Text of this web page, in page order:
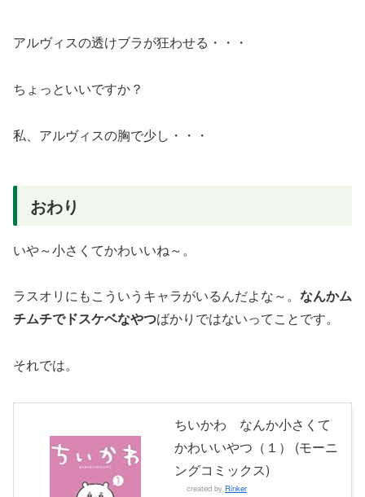
アルヴィスの透けブラが狂わせる・・・
ちょっといいですか？
私、アルヴィスの胸で少し・・・
おわり
いや～小さくてかわいいね～。
ラスオリにもこういうキャラがいるんだよな～。 なんかム
チムチでドスケベなやつばかりではないってことです。
それでは。
ちいかわ なんか小さくて
かわいいやつ（１） (モーニ
ングコミックス)
created by Rinker